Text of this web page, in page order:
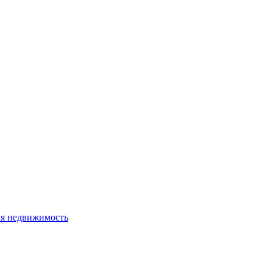
недвижимость